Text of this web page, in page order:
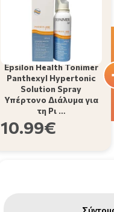
Epsilon Health Tonimer
Panthexyl Hypertonic
Solution Spray
Υπέρτονο Διάλυμα για
τη Ρι …
10.99€